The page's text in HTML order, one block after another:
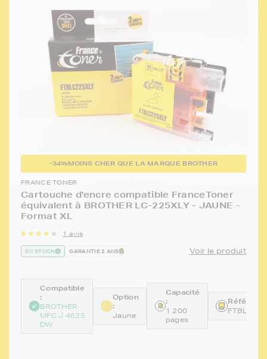
-34%MOINS CHER QUE LA MARQUE BROTHER
FRANCE TONER
Cartouche d'encre compatible FranceToner
équivalent à BROTHER LC-225XLY - JAUNE -
Format XL
1 avis
EN STOCK GARANTIE 2 ANS Voir le produit
Compatible
:
BROTHER
MFC J 4625
DW
Option
:
Jaune
Capacité
:
1 200
pages